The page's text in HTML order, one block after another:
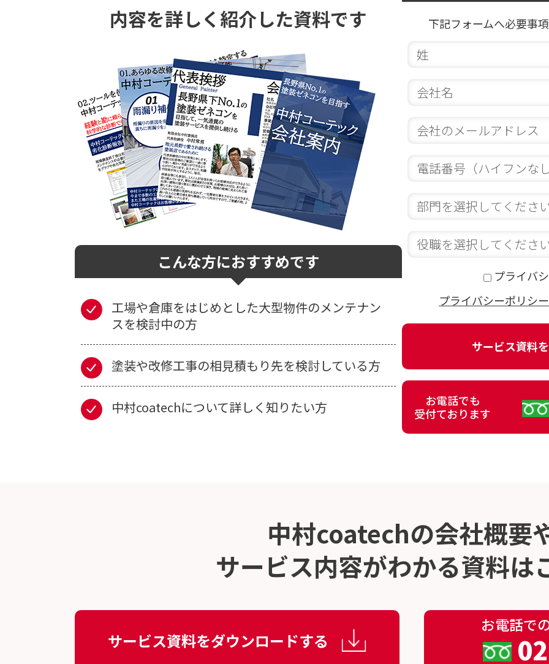
内容を詳しく紹介した資料です
こんな方におすすめです
工場や倉庫をはじめとした大型物件のメンテナン
スを検討中の方
塗装や改修工事の相見積もり先を検討している方
中村coatechについて詳しく知りたい方
下記フォームへ必要事
プライバ
プライバシーポリシー
お電話でも
受付ております
中村coatechの会社概要
サービス内容がわかる資料は
サービス資料をダウンロードする
お電話で